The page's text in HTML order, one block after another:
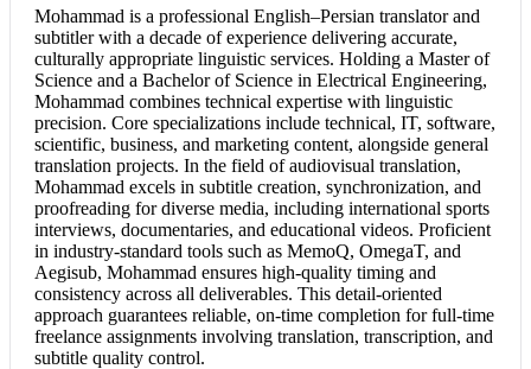
Mohammad is a professional English–Persian translatorand
subtitler with a decade of experience delivering accurate,
culturally appropriate linguistic services. Holding a Master of
Science and a Bachelor of Science in Electrical Engineering,
Mohammad combines technical expertise with linguistic
precision. Core specializations include technical, IT, software,
scientific, business, and marketing content, alongside general
translation projects. In the field of audiovisual translation,
Mohammad excels in subtitle creation, synchronization, and
proofreading for diverse media, including international sports
interviews, documentaries, and educational videos. Proficient
in industry-standard tools such as MemoQ, OmegaT, and
Aegisub, Mohammad ensures high-quality timing and
consistency across all deliverables. This detail-oriented
approach guarantees reliable, on-time completion for full-time
freelance assignments involving translation, transcription, and
subtitle quality control.